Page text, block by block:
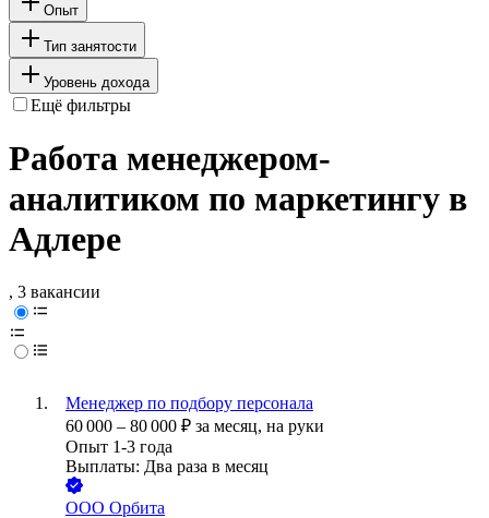
Опыт
Тип занятости
Уровень дохода
Ещё фильтры
Работа менеджером-
аналитиком по маркетингу в
Адлере
, 3 вакансии
Менеджер по подбору персонала
60 000 – 80 000 ₽ за месяц, на руки
Опыт 1-3 года
Выплаты: Два раза в месяц
ООО Орбита